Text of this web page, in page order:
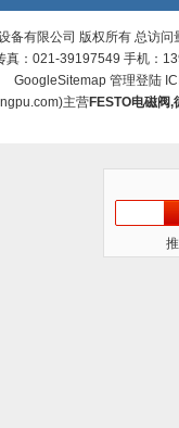
备有限公司 版权所有 总访问
：021-39197549 手机：
GoogleSitemap 管理登陆
)主营FESTO电磁阀,